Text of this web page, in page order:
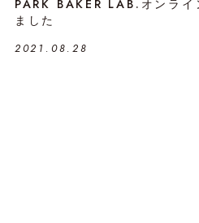
PARK BAKER LAB.オンライ
ました
2021.08.28